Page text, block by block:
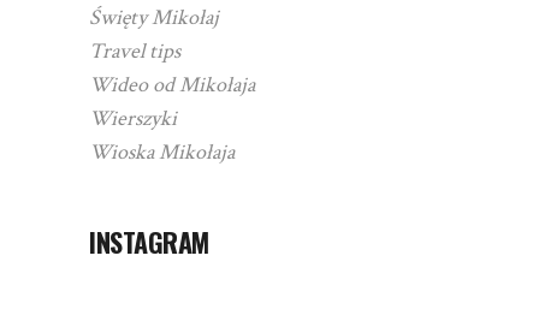
Święty Mikołaj
Travel tips
Wideo od Mikołaja
Wierszyki
Wioska Mikołaja
INSTAGRAM